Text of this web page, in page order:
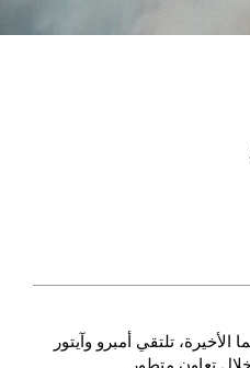
تلتقي أمبرو وآيتور